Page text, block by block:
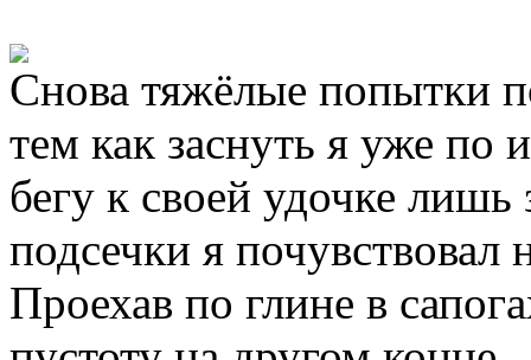
Снова тяжёлые попытки
тем как заснуть я уже по
бегу к своей удочке
подсечки я
Проехав по глине в